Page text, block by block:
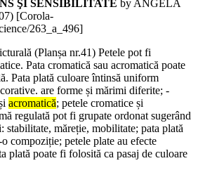
ŞI SENSIBILITATE by ANGELA
) [Corola-
263_a_496]
(Planșa nr.41) Petele pot fi
Pata cromatică sau acromatică poate
Pata plată culoare întinsă uniform
are forme și mărimi diferite; -
acromatică; petele cromatice și
regulată pot fi grupate ordonat sugerând
stabilitate, măreție, mobilitate; pata plată
compoziție; petele plate au efecte
plată poate fi folosită ca pasaj de culoare